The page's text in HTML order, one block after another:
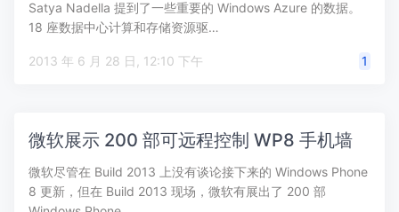
Satya Nadella 提到了一些重要的 Windows Azure 的数据。
18 座数据中心计算和存储资源驱…
2013 年 6 月 28 日, 12:10 下午 1
微软展示 200 部可远程控制 WP8 手机墙
微软尽管在 Build 2013 上没有谈论接下来的 Windows Phone
8 更新，但在 Build 2013 现场，微软有展出了 200 部